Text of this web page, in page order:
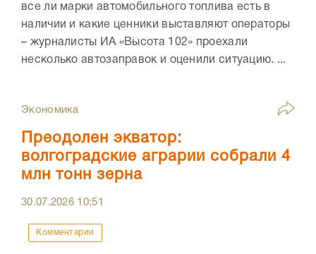
все ли марки автомобильного топлива есть в
наличии и какие ценники выставляют операторы
– журналисты ИА «Высота 102» проехали
несколько автозаправок и оценили ситуацию. ...
Экономика
Преодолен экватор:
волгоградские аграрии собрали 4
млн тонн зерна
30.07.2026 10:51
Комментарии